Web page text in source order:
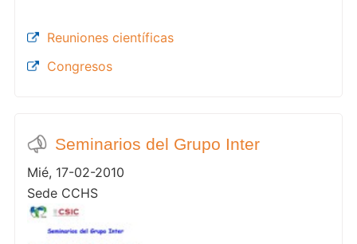
Reuniones científicas
Congresos
Seminarios del Grupo Inter
Mié, 17-02-2010
Sede CCHS